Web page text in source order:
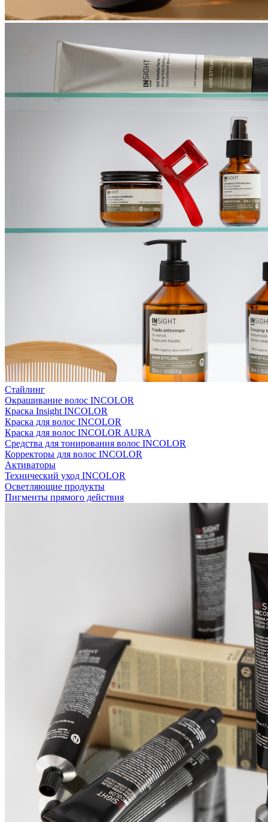
Стайлинг
Окрашивание волос INCOLOR
Краска Insight INCOLOR
Краска для волос INCOLOR
Краска для волос INCOLOR AURA
Средства для тонирования волос INCOLOR
Корректоры для волос INCOLOR
Активаторы
Технический уход INCOLOR
Осветляющие продукты
Пигменты прямого действия